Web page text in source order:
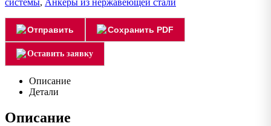
Отправить Сохранить PDF
Оставить заявку
Описание
Детали
Описание